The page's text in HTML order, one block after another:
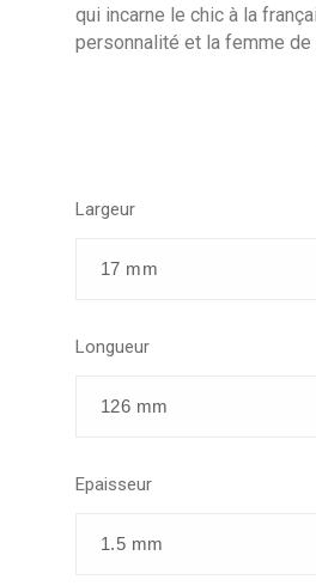
qui incarne le chic à la
personnalité et la femme
Largeur
Longueur
Epaisseur